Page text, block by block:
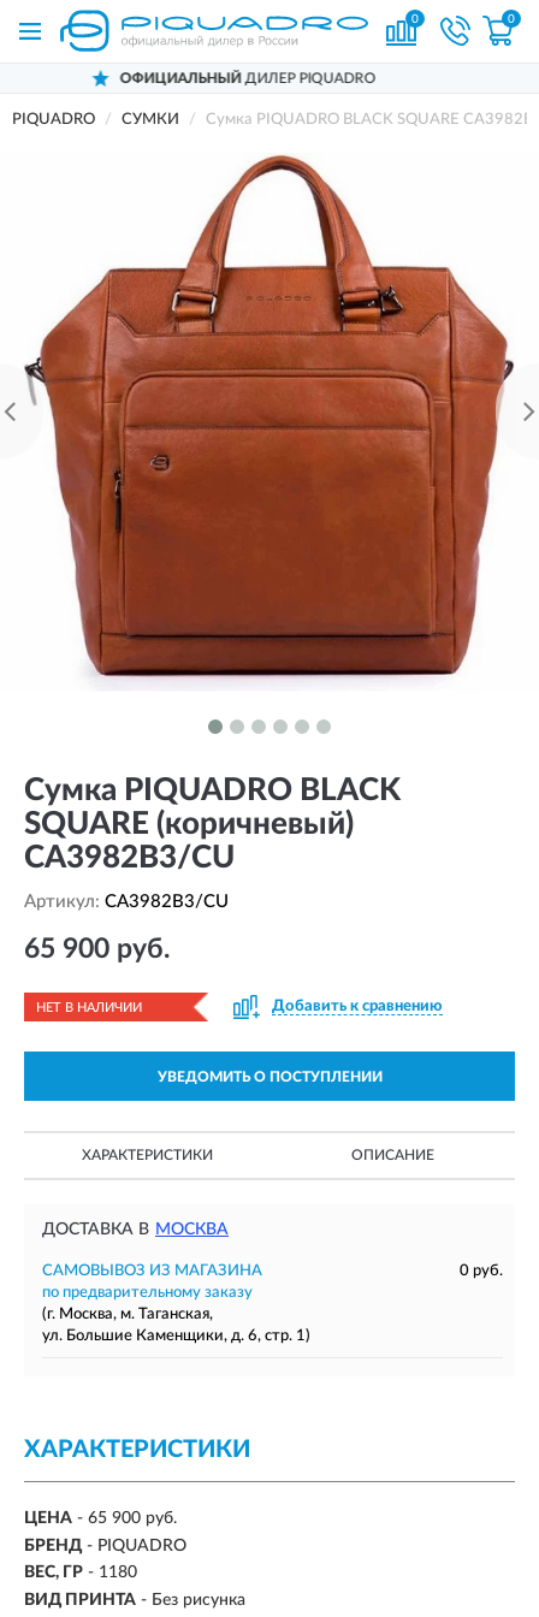
0 0
ДИЛЕР PIQUADRO
PIQUADRO СУМКИ Сумка PIQUADRO BLACK SQUARE
Сумка PIQUADRO BLACK
SQUARE (коричневый)
CA3982B3/CU
Артикул: CA3982B3/CU
65 900 руб.
НЕТ В НАЛИЧИИ Добавить к сравнению
УВЕДОМИТЬ О ПОСТУПЛЕНИИ
ХАРАКТЕРИСТИКИ ОПИСАНИЕ
ДОСТАВКА В МОСКВА
САМОВЫВОЗ ИЗ МАГАЗИНА
0 руб.
по предварительному заказу
(г. Москва, м. Таганская,
ул. Большие Каменщики, д. 6, стр. 1)
ХАРАКТЕРИСТИКИ
ЦЕНА - 65 900 руб.
БРЕНД - PIQUADRO
ВЕС, ГР - 1180
ВИД ПРИНТА - Без рисунка